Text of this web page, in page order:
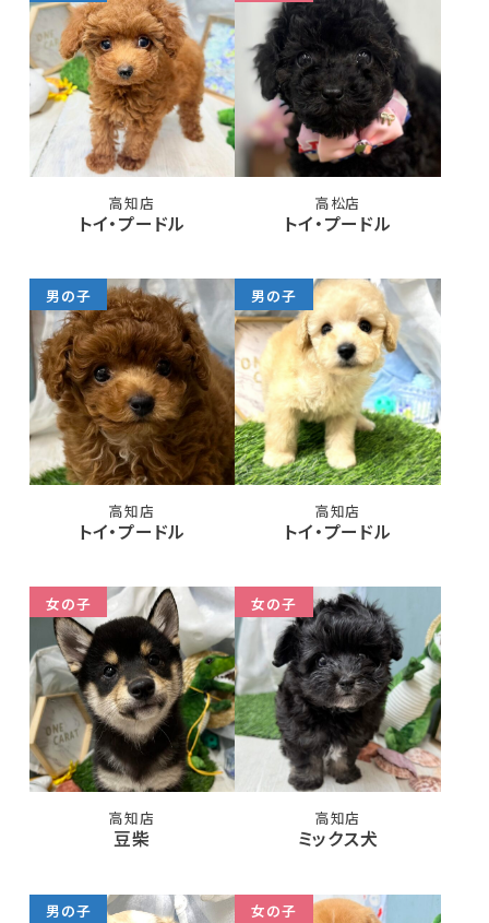
高知店
トイ・プードル
高松店
トイ・プードル
男の子
高知店
トイ・プードル
男の子
高知店
トイ・プードル
女の子
高知店
豆柴
女の子
高知店
ミックス犬
男の子 女の子